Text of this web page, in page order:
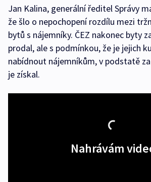
Jan Kalina, generální ředitel Správy
že šlo o nepochopení rozdílu mezi
bytů s nájemníky. ČEZ nakonec byty
prodal, ale s podmínkou, že je jejich
nabídnout nájemníkům, v podstatě
je získal.
Nahrávám